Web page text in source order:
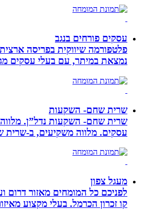
עסקים פורחים בנגב
פלטפורמה שיווקית בפריסה
נמצאת במיתר, עם בעלי עסקים
שרית שחם- השקעות
שרית שחם- השקעות נדל”ן.
עסקים‏. ‏מלווה משקיעים, ב-‏שרית
מעגל צפון
לפניכם כל המומחים מאזור דרום
קו זכרון הכרמל. בעלי מקצוע